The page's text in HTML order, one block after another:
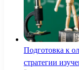
Подготовка к
стратегии